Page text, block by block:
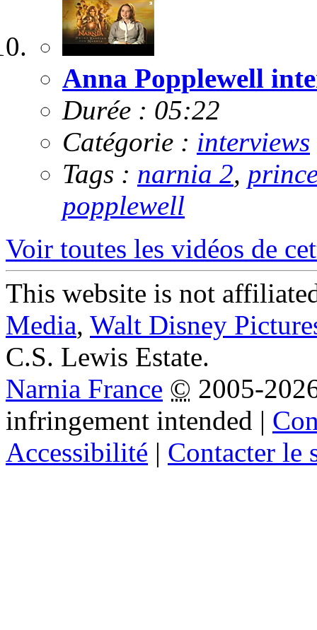
Anna Popplewell
Durée : 05:22
Catégorie : interviews
Tags : narnia 2,
popplewell
Voir toutes les vidéos de
This website is not
Media, Walt Disney
C.S. Lewis Estate.
Narnia France © 2005-
infringement intended |
Accessibilité | Contacter le